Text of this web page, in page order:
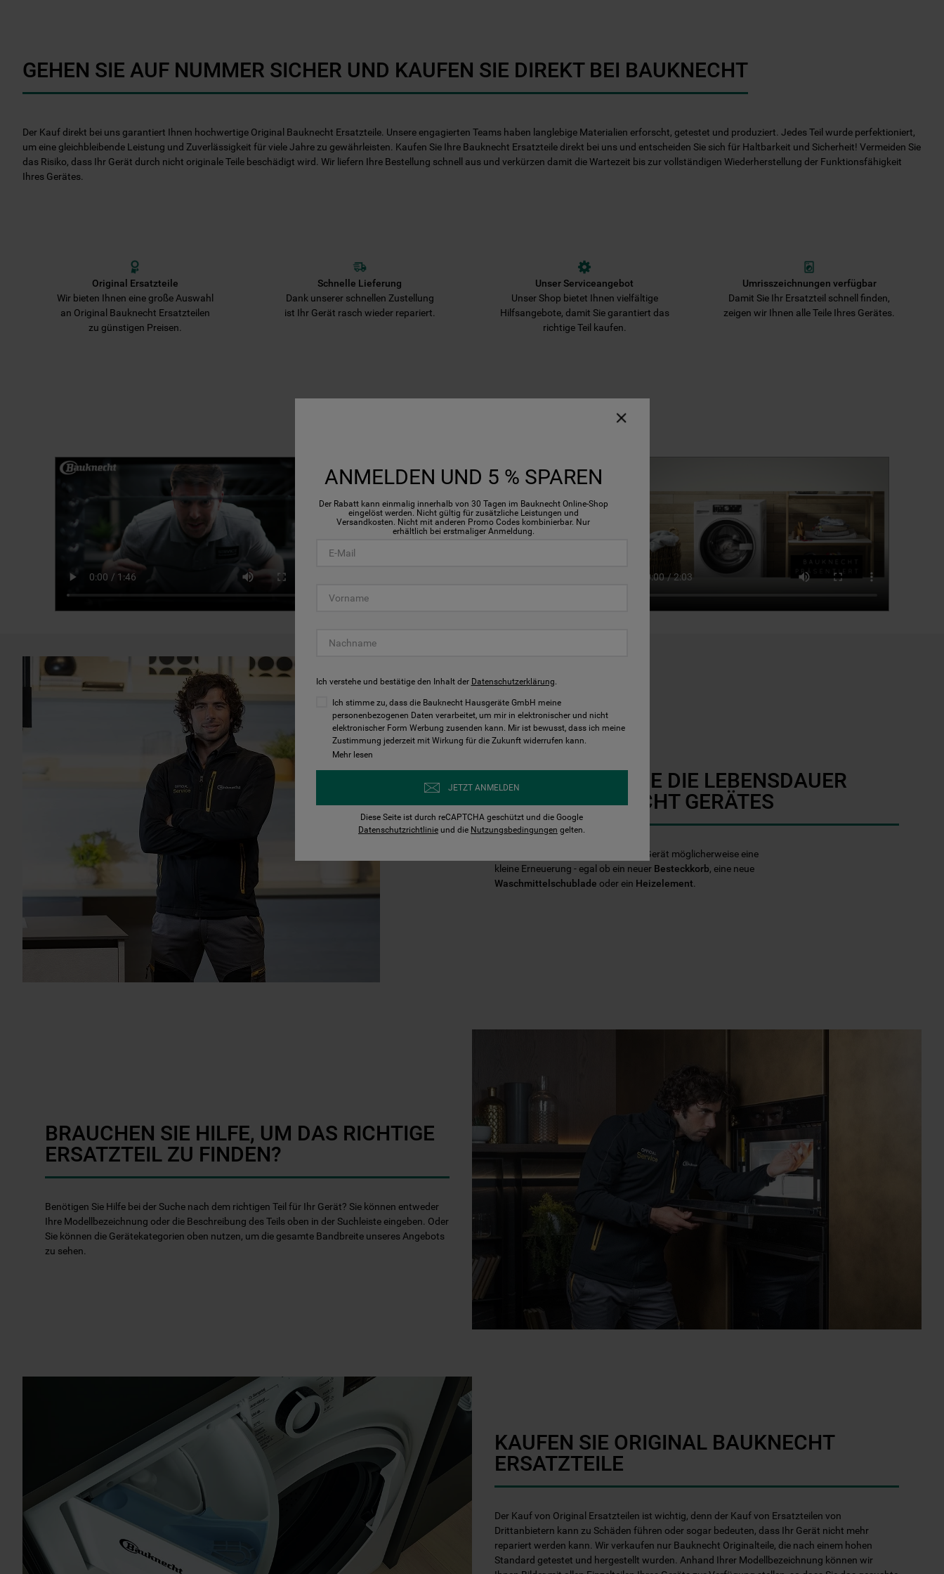
GEHEN SIE AUF NUMMER SICHER UND KAUFEN SIE DIREKT BEI BAUKNECHT
Der Kauf direkt bei uns garantiert Ihnen hochwertige Original Bauknecht Ersatzteile. Unsere engagierten Teams haben langlebige Materialien erforscht, getestet und produziert. Jedes Teil wurde perfektioniert,
um eine gleichbleibende Leistung und Zuverlässigkeit für viele Jahre zu gewährleisten. Kaufen Sie Ihre Bauknecht Ersatzteile direkt bei uns und entscheiden Sie sich für Haltbarkeit und Sicherheit! Vermeiden Sie
das Risiko, dass Ihr Gerät durch nicht originale Teile beschädigt wird. Wir liefern Ihre Bestellung schnell aus und verkürzen damit die Wartezeit bis zur vollständigen Wiederherstellung der Funktionsfähigkeit
Ihres Gerätes.
Original Ersatzteile
Wir bieten Ihnen eine große Auswahl
an Original Bauknecht Ersatzteilen
zu günstigen Preisen.
Schnelle Lieferung
Dank unserer schnellen Zustellung
ist Ihr Gerät rasch wieder repariert.
Unser Serviceangebot
Unser Shop bietet Ihnen vielfältige
Hilfsangebote, damit Sie garantiert das
richtige Teil kaufen.
Umrisszeichnungen verfügbar
Damit Sie Ihr Ersatzteil schnell finden,
zeigen wir Ihnen alle Teile Ihres Gerätes.
VERLÄNGERN SIE DIE LEBENSDAUER
IHRES BAUKNECHT GERÄTES
Mit der Zeit braucht Ihr Bauknecht Gerät möglicherweise eine
kleine Erneuerung - egal ob ein neuer Besteckkorb, eine neue
Waschmittelschublade oder ein Heizelement
BRAUCHEN SIE HILFE, UM DAS RICHTIGE
ERSATZTEIL ZU FINDEN?
Benötigen Sie Hilfe bei der Suche nach dem richtigen Teil für Ihr Gerät? Sie können entweder
Ihre Modellbezeichnung oder die Beschreibung des Teils oben in der Suchleiste eingeben. Oder
Sie können die Gerätekategorien oben nutzen, um die gesamte Bandbreite unseres Angebots
zu sehen.
KAUFEN SIE ORIGINAL BAUKNECHT
ERSATZTEILE
Der Kauf von Original Ersatzteilen ist wichtig, denn der Kauf von Ersatzteilen von
Drittanbietern kann zu Schäden führen oder sogar bedeuten, dass Ihr Gerät nicht mehr
repariert werden kann. Wir verkaufen nur Bauknecht Originalteile, die nach einem hohen
Standard getestet und hergestellt wurden. Anhand Ihrer Modellbezeichnung können wir
gesetzt. Mehr Informationen
https://www.bauknecht.de/seiten/nutzung-
von-cookies
ANMELDEN UND 5 % SPAREN
Der Rabatt kann einmalig innerhalb von 30 Tagen im Bauknecht Online-Shop
eingelöst werden. Nicht gültig für zusätzliche Leistungen und
Versandkosten. Nicht mit anderen Promo Codes kombinierbar. Nur
erhältlich bei erstmaliger Anmeldung.
Ich verstehe und bestätige den Inhalt der Datenschutzerklärung.
Ich stimme zu, dass die Bauknecht Hausgeräte GmbH meine
personenbezogenen Daten verarbeitet, um mir in elektronischer und nicht
elektronischer Form Werbung zusenden kann. Mir ist bewusst, dass ich meine
Zustimmung jederzeit mit Wirkung für die Zukunft widerrufen kann.
Mehr lesen
JETZT ANMELDEN
Diese Seite ist durch reCAPTCHA geschützt und die Google
Datenschutzrichtlinie und die Nutzungsbedingungen gelten.